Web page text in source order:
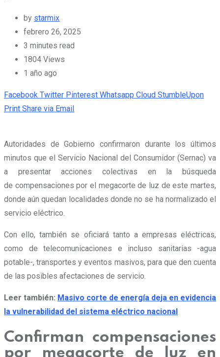
by starmix
febrero 26, 2025
3 minutes read
1804 Views
1 año ago
Facebook Twitter Pinterest Whatsapp Cloud StumbleUpon
Print Share via Email
Autoridades de Gobierno confirmaron durante los últimos
minutos que el Servicio Nacional del Consumidor (Sernac) va
a presentar acciones colectivas en la búsqueda
de compensaciones por el megacorte de luz de este martes,
donde aún quedan localidades donde no se ha normalizado el
servicio eléctrico.
Con ello, también se oficiará tanto a empresas eléctricas,
como de telecomunicaciones e incluso sanitarias -agua
potable-, transportes y eventos masivos, para que den cuenta
de las posibles afectaciones de servicio.
Leer también: Masivo corte de energía deja en evidencia
la vulnerabilidad del sistema eléctrico nacional
Confirman compensaciones
por megacorte de luz en